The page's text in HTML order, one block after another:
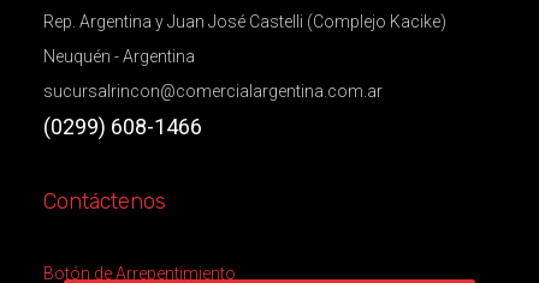
Rep. Argentina y Juan José Castelli (Complejo Kacike)
Neuquén - Argentina
sucursalrincon@comercialargentina.com.ar
(0299) 608-1466
Contáctenos
Botón de Arrepentimiento